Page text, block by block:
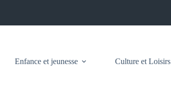
Enfance et jeunesse Culture et Loisirs